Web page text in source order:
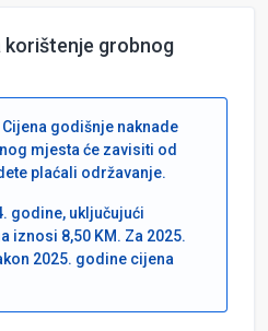
korištenje grobnog
godišnje naknade
mjesta će zavisiti od
plaćali održavanje.
godine, uključujući
iznosi 8,50 KM. Za 2025.
2025. godine cijena